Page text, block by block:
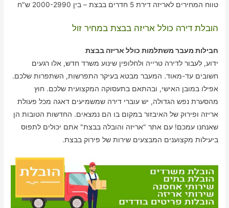
טווח המחירים לאריזה דירת 5 חדרים בבצת – בין 2000-2990 ש"ח
הובלת דירה כולל אריזה בבצת במחיר זול
חבילות מעבר משתלמות כולל אריזה בבצת
ידוע, לעבור לדירה טרייה ולחלופין שינוע משרד חדש, אלו רגעים
חשובים עד-מאוד. המעבר מבטא בעיקר התפרשות, השתפרות שלכם.
אפילו במובן האישי, ובהתאם בתעסוקה המקצועית שלכם. חוץ
מהסערת נפש הגדולה, יש עוברי דירה שמשמיעים דאגה מכל פעולת
אריזה ופירוק של האיבזור במקום בו הם נמצאים. החדשות הטובות הן
שאנחנו עמכם! עם אתר "אריזה והובלה בבצת" אתם יכולים לתפוס
ביעילות מקצוענים המבצעים שירות של פירוק בבצת.